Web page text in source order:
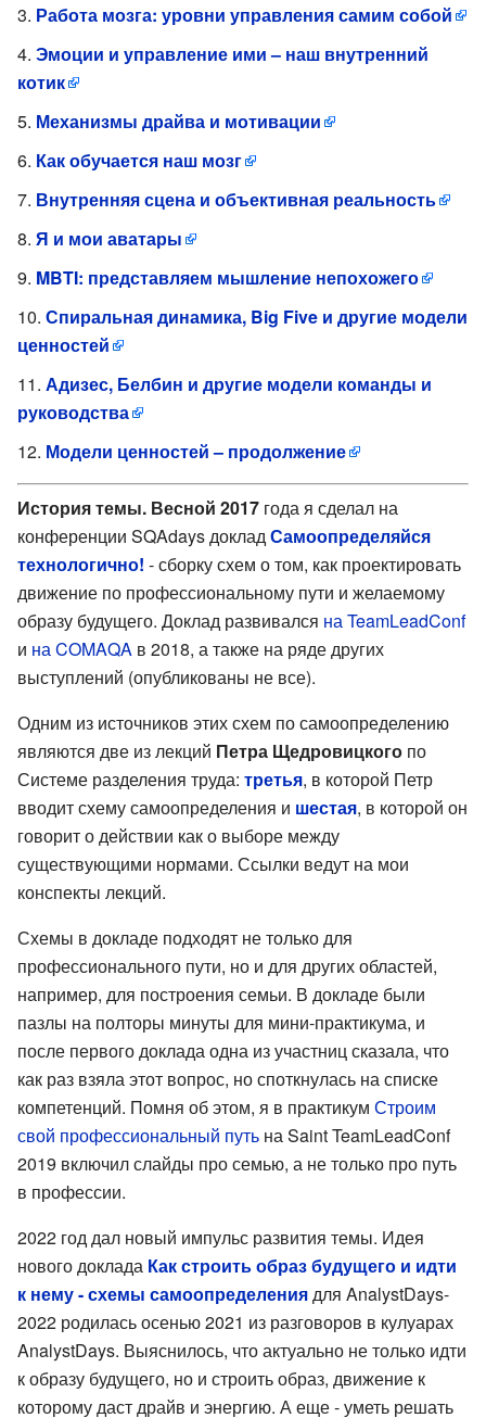
Работа мозга: уровни управления самим собой
Эмоции и управление ими – наш внутренний
котик
Механизмы драйва и мотивации
Как обучается наш мозг
Внутренняя сцена и объективная реальность
Я и мои аватары
MBTI: представляем мышление непохожего
Спиральная динамика, Big Five и другие модели
ценностей
Адизес, Белбин и другие модели команды и
руководства
Модели ценностей – продолжение
История темы. Весной 2017 года я сделал на
конференции SQAdays докладСамоопределяйся
технологично! - сборку схем о том, как проектировать
движение по профессиональному пути и желаемому
образу будущего. Доклад развивался на TeamLeadConf
и на COMAQA в 2018, а также на ряде других
выступлений (опубликованы не все).
Одним из источников этих схем по самоопределению
являются две из лекций Петра Щедровицкого по
Системе разделения труда: третья, в которой Петр
вводит схему самоопределения и шестая, в которой он
говорит о действии как о выборе между
существующими нормами. Ссылки ведут на мои
конспекты лекций.
Схемы в докладе подходят не только для
профессионального пути, но и для других областей,
например, для построения семьи. В докладе были
пазлы на полторы минуты для мини-практикума, и
после первого доклада одна из участниц сказала, что
как раз взяла этот вопрос, но споткнулась на списке
компетенций. Помня об этом, я в практикум Строим
свой профессиональный путь на Saint TeamLeadConf
2019 включил слайды про семью, а не только про путь
в профессии.
2022 год дал новый импульс развития темы. Идея
нового доклада Как строить образ будущего и идти
к нему - схемы самоопределениядля AnalystDays-
2022 родилась осенью 2021 из разговоров в кулуарах
AnalystDays. Выяснилось, что актуально не только идти
к образу будущего, но и строить образ, движение к
которому даст драйв и энергию. А еще - уметь решать